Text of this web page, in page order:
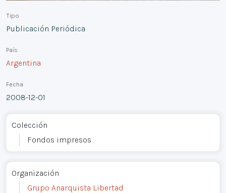
Tipo
Publicación Periódica
País
Argentina
Fecha
2008-12-01
Colección
Fondos impresos
Organización
Grupo Anarquista Libertad